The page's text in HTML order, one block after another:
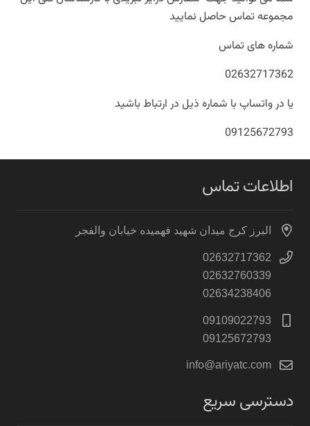
مجموعه تماس حاصل نمایید
شماره های تماس
02632717362
یا در واتساپ با شماره ذیل در ارتباط باشید
09125672793
اطلاعات تماس
البرز کرج میدان شهید فهمیده خیابان والفجر
02632717362
02632760339
02634238406
09109022793
09125672793
info@ariyatc.com
دسترسی سریع